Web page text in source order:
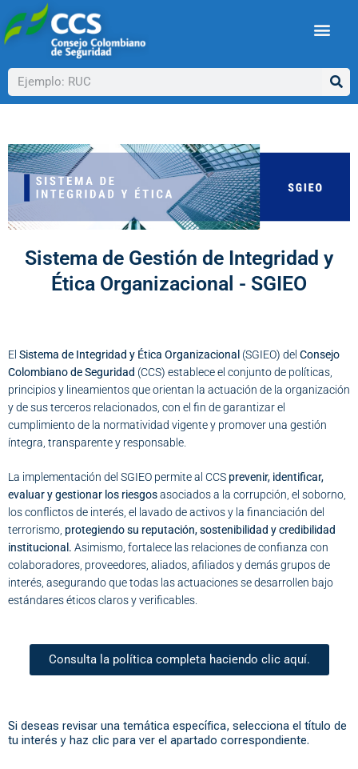
al
contenido
Buscar
Sistema de Gestión de Integridad y
Ética Organizacional - SGIEO
El Sistema de Integridad y Ética Organizacional (SGIEO) del Consejo
Colombiano de Seguridad (CCS) establece el conjunto de políticas,
principios y lineamientos que orientan la actuación de la organización
y de sus terceros relacionados, con el fin de garantizar el
cumplimiento de la normatividad vigente y promover una gestión
íntegra, transparente y responsable.
La implementación del SGIEO permite al CCS prevenir, identificar,
evaluar y gestionar los riesgosasociados a la corrupción, el soborno,
los conflictos de interés, el lavado de activos y la financiación del
terrorismo, protegiendo su reputación, sostenibilidad y credibilidad
institucional. Asimismo, fortalece las relaciones de confianza con
colaboradores, proveedores, aliados, afiliados y demás grupos de
interés, asegurando que todas las actuaciones se desarrollen bajo
estándares éticos claros y verificables.
Consulta la política completa haciendo clic aquí.
Si deseas revisar una temática específica, selecciona el título de
tu interés y haz clic para ver el apartado correspondiente.